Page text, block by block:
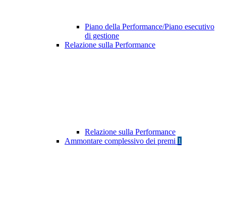
Piano della Performance/Piano esecutivo
di gestione
Relazione sulla Performance
Relazione sulla Performance
Ammontare complessivo dei premi 1